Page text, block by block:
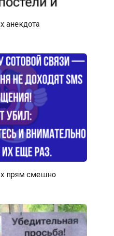
анекдота
прям смешно